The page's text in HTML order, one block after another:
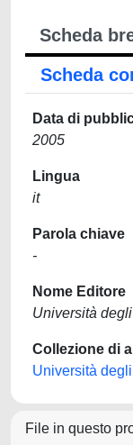
Scheda
Scheda
Data di
2005
Lingua
it
Parola chiave
-
Nome Editore
Università
Collezione di
Università
File in questo